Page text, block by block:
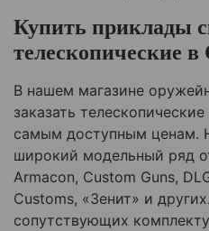
Купить приклады
телескопические в
В нашем магазине
заказать
самым доступным ценам.
широкий модельный ряд
Armacon, Custom Guns,
Customs, «Зенит» и
сопутствующих